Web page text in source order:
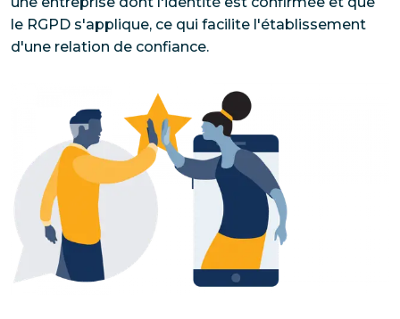
le RGPD s'applique, ce qui facilite l'établissement
d'une relation de confiance.